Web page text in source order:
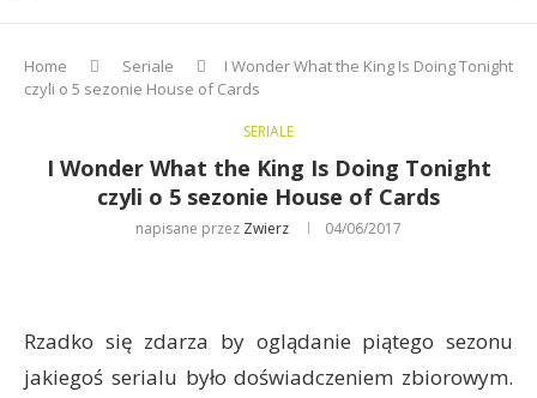
Home Seriale
I Wonder What the King Is Doing Tonight
czyli o 5 sezonie House of Cards
SERIALE
I Wonder What the King Is Doing Tonight
czyli o 5 sezonie House of Cards
napisane przez Zwierz 04/06/2017
Rzadko się zdarza by oglądanie piątego sezonu
jakiegoś serialu było doświadczeniem zbiorowym.